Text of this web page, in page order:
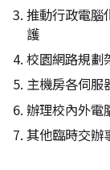
推動行政電腦
護
校園網路規劃
主機房各伺服
辦理校內外電
其他臨時交辦